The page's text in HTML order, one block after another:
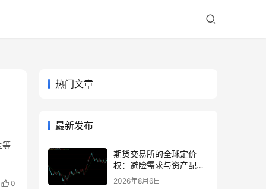
等
0
热门文章
最新发布
期货交易所的全球定价
权：避险需求与资产配置
再平衡
2026年8月6日